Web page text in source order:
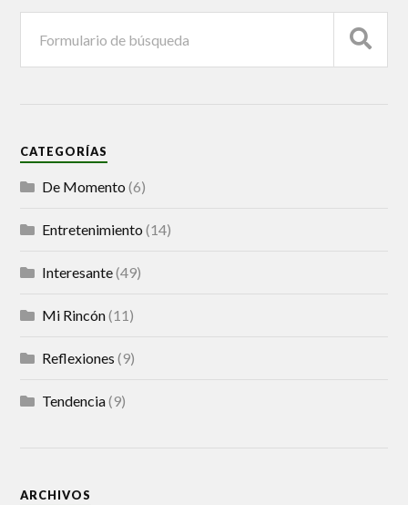
CATEGORÍAS
De Momento (6)
Entretenimiento (14)
Interesante(49)
Mi Rincón(11)
Reflexiones (9)
Tendencia(9)
ARCHIVOS